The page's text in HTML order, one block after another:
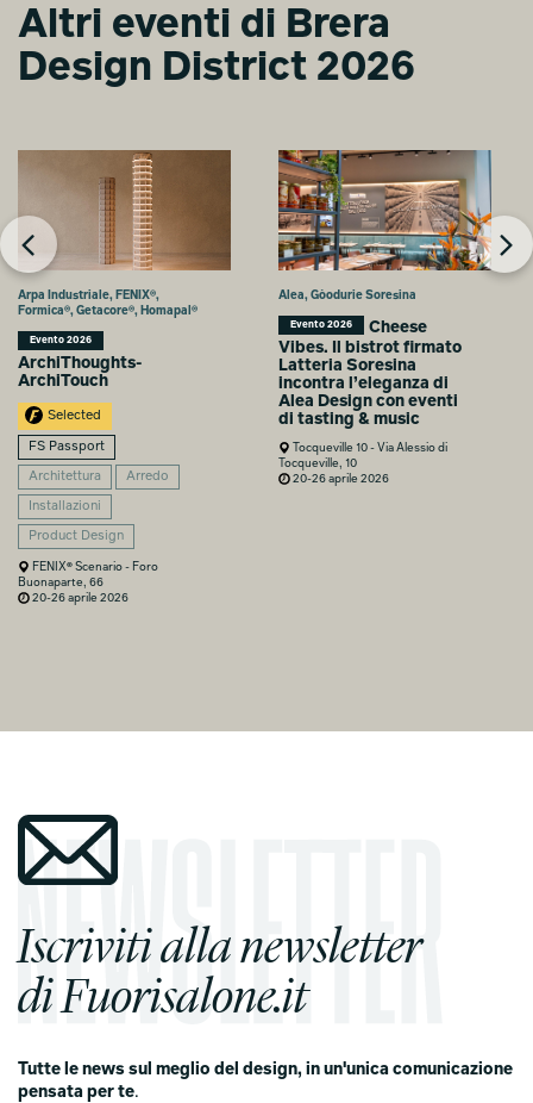
Altri eventi di Brera
Design District 2026
Arpa Industriale, FENIX®,
Formica®, Getacore®, Homapal®
Evento 2026
ArchiThoughts-
ArchiTouch
Selected
FS Passport
Architettura Arredo
Installazioni
Product Design
FENIX® Scenario - Foro
Buonaparte, 66
20-26 aprile 2026
Alea, Gòodurie Soresina
Evento 2026
Cheese
Vibes. Il bistrot firmato
Latteria Soresina
incontra l’eleganza di
Alea Design con eventi
di tasting & music
Tocqueville 10 - Via Alessio di
Tocqueville, 10
20-26 aprile 2026
Iscriviti alla newsletter
di Fuorisalone.it
Tutte le news sul meglio del design, in un'unica comunicazione
pensata per te.